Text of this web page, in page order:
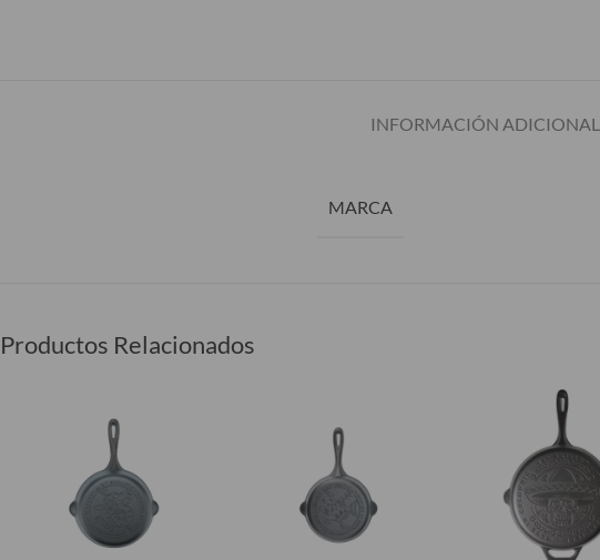
INFORMACIÓN ADICIONAL
MARCA
Productos Relacionados